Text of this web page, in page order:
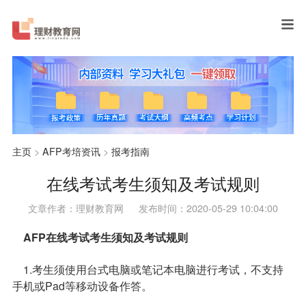
主页> AFP考培资讯> 报考指南
在线考试考生须知及考试规则
文章作者：理财教育网 发布时间：2020-05-29 10:04:00
AFP在线考试考生须知及考试规则
1.考生须使用台式电脑或笔记本电脑进行考试，不支持
手机或Pad等移动设备作答。